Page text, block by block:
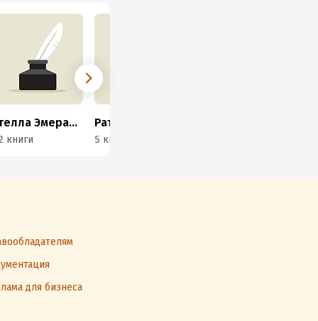
Стелла Эмеральд
книги
Рати Ошун
5 книг
для бизнеса